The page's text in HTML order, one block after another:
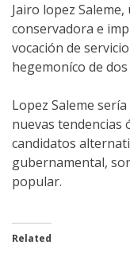
Jairo lopez
conservadora e
vocación de
hegemoníco de
Lopez Saleme
nuevas tendencias
candidatos
gubernamental,
popular.
Related